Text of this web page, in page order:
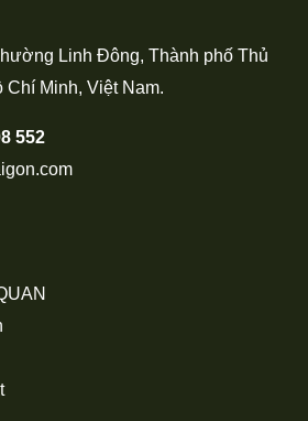
Linh Đông, Thành phố Thủ
Minh, Việt Nam.
552